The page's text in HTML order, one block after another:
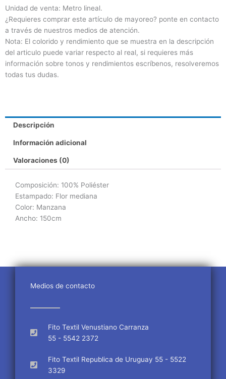
Unidad de venta: Metro lineal.
¿Requieres comprar este artículo de mayoreo? ponte en contacto
a través de nuestros medios de atención.
Nota: El colorido y rendimiento que se muestra en la descripción
del articulo puede variar respecto al real, si requieres más
información sobre tonos y rendimientos escríbenos, resolveremos
todas tus dudas.
Descripción
Información adicional
Valoraciones (0)
Composición: 100% Poliéster
Estampado: Flor mediana
Color: Manzana
Ancho: 150cm
Medios de contacto
Fito Textil Venustiano Carranza
55 - 5542 2372
Fito Textil Republica de Uruguay 55 - 5522
3329